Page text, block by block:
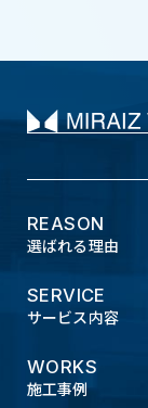
REASON
選ばれる理由
SERVICE
サービス内容
WORKS
施工事例